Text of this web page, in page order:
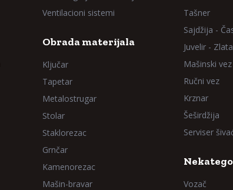
Ventilacioni sistemi
Obrada materijala
Ključar
Tapetar
Metalostrugar
Stolar
Staklorezac
Grnčar
Kamenorezac
Mašin-bravar
Tašner
Sajdžija -
Juvelir -
Mašinski vez
Ručni vez
Krznar
Šeširdžija
Serviser
Vozač